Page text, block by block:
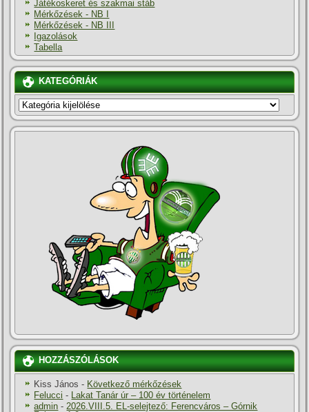
Játékoskeret és szakmai stáb
Mérkőzések - NB I
Mérkőzések - NB III
Igazolások
Tabella
KATEGÓRIÁK
KATEGÓRIÁK
HOZZÁSZÓLÁSOK
Kiss János - Következő mérkőzések
Felucci - Lakat Tanár úr – 100 év történelem
admin - 2026.VIII.5. EL-selejtező: Ferencváros – Górnik